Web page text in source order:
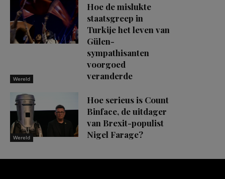
Wereld
Hoe de mislukte
staatsgreep in
Turkije het leven van
Gülen-
sympathisanten
voorgoed
veranderde
Wereld
Hoe serieus is Count
Binface, de uitdager
van Brexit-populist
Nigel Farage?